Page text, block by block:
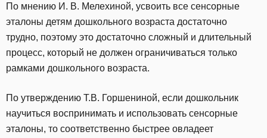
По мнению И. В. Мелехиной, усвоить все сенсорные
эталоны детям дошкольного возраста достаточно
трудно, поэтому это достаточно сложный и длительный
процесс, который не должен ограничиваться только
рамками дошкольного возраста.
По утверждению Т.В. Горшениной, если дошкольник
научиться воспринимать и использовать сенсорные
эталоны, то соответственно быстрее овладеет